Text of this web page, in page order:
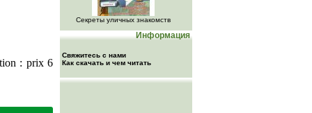
: prix 6
Секреты уличных знакомств
Информация
Свяжитесь с нами
Как скачать и чем читать